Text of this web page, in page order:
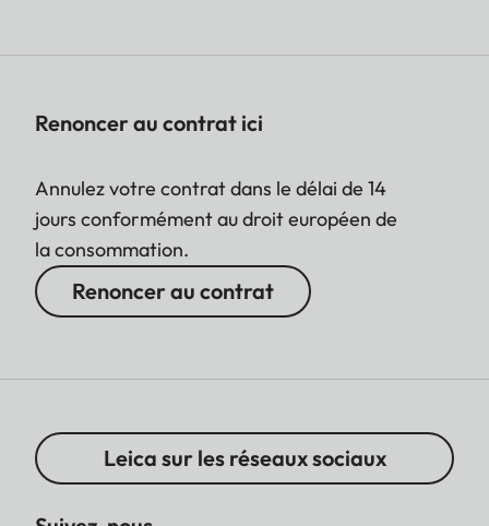
Renoncer au contrat ici
Annulez votre contrat dans le délai de 14
jours conformément au droit européen de
la consommation.
Renoncer au contrat
Leica sur les réseaux sociaux